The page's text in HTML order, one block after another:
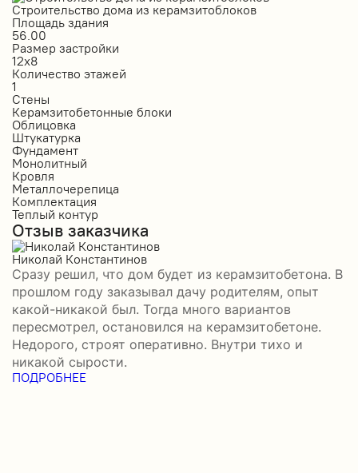
Строительство дома из керамзитоблоков
Площадь здания
56.00
Размер застройки
12х8
Количество этажей
1
Стены
Керамзитобетонные блоки
Облицовка
Штукатурка
Фундамент
Монолитный
Кровля
Металлочерепица
Комплектация
Теплый контур
Отзыв заказчика
Николай Константинов
Сразу решил, что дом будет из керамзитобетона. В
прошлом году заказывал дачу родителям, опыт
какой-никакой был. Тогда много вариантов
пересмотрел, остановился на керамзитобетоне.
Недорого, строят оперативно. Внутри тихо и
никакой сырости.
ПОДРОБНЕЕ